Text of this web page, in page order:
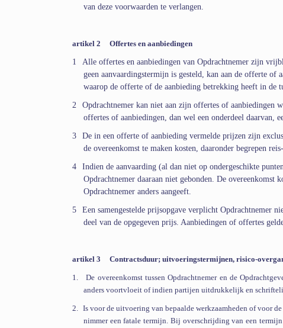
van deze voorwaarden te verlangen.
artikel 2 Offertes en aanbiedingen
1
Alle offertes en aanbiedingen van Opdrachtnemer zijn
geen aanvaardingstermijn is gesteld, kan aan de offerte
waarop de offerte of de aanbieding betrekking heeft in de
2
Opdrachtnemer kan niet aan zijn offertes of aanbiedingen
offertes of aanbiedingen, dan wel een onderdeel daarvan,
3
De in een offerte of aanbieding vermelde prijzen zijn
de overeenkomst te maken kosten, daaronder begrepen
4
Indien de aanvaarding (al dan niet op ondergeschikte
Opdrachtnemer daaraan niet gebonden. De
Opdrachtnemer anders aangeeft.
5
Een samengestelde prijsopgave verplicht Opdrachtnemer
deel van de opgegeven prijs. Aanbiedingen of offertes
artikel 3 Contractsduur; uitvoeringstermijnen, risico-
1.
De overeenkomst tussen Opdrachtnemer en de
anders voortvloeit of indien partijen uitdrukkelijk en
2. Is voor de uitvoering van bepaalde werkzaamheden of voor
nimmer een fatale termijn. Bij overschrijding van een